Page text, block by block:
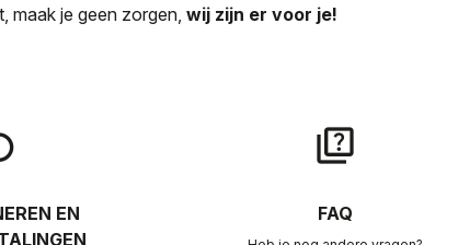
maak je geen zorgen, wij zijn er voor je!
EN
quiz
FAQ